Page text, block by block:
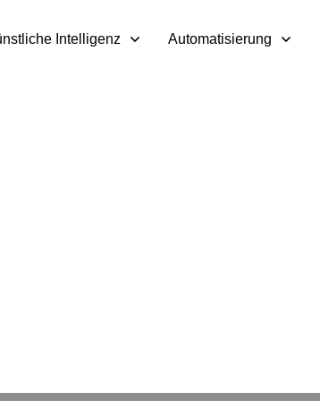
Intelligenz Automatisierung